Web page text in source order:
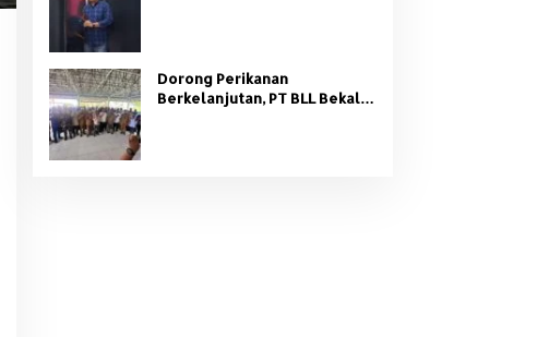
Dorong Perikanan
Berkelanjutan, PT BLL Bekali